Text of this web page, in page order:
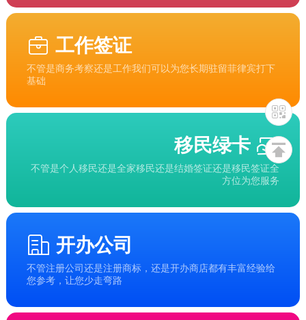
工作签证
不管是商务考察还是工作我们可以为您长期驻留菲律宾打下
基础
移民绿卡
不管是个人移民还是全家移民还是结婚签证还是移民签证全
方位为您服务
开办公司
不管注册公司还是注册商标，还是开办商店都有丰富经验给
您参考，让您少走弯路